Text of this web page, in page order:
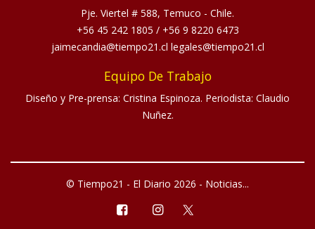
Pje. Viertel # 588, Temuco - Chile.
+56 45 242 1805 / +56 9 8220 6473
jaimecandia@tiempo21.cl legales@tiempo21.cl
Equipo De Trabajo
Diseño y Pre-prensa: Cristina Espinoza. Periodista: Claudio
Nuñez.
© Tiempo21 - El Diario 2026 - Noticias...